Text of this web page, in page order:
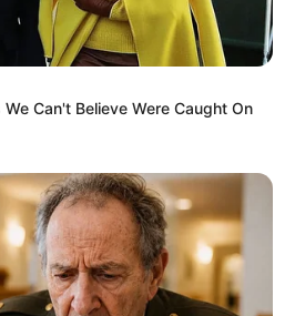
Can't Believe Were Caught On